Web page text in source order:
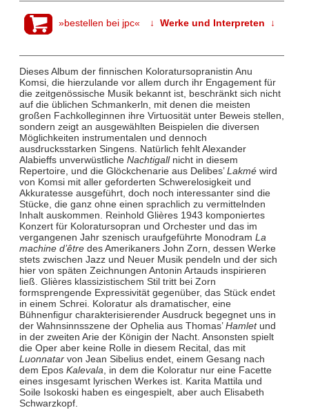
»bestellen bei jpc« ↓ Werke und Interpreten ↓
Dieses Album der finnischen Koloratursopranistin Anu
Komsi, die hierzulande vor allem durch ihr Engagement für
die zeitgenössische Musik bekannt ist, beschränkt sich nicht
auf die üblichen Schmankerln, mit denen die meisten
großen Fachkolleginnen ihre Virtuosität unter Beweis stellen,
sondern zeigt an ausgewählten Beispielen die diversen
Möglichkeiten instrumentalen und dennoch
ausdrucksstarken Singens. Natürlich fehlt Alexander
Alabieffs unverwüstliche Nachtigallnicht in diesem
Repertoire, und die Glöckchenarie aus Delibes’Lakméwird
von Komsi mit aller geforderten Schwerelosigkeit und
Akkuratesse ausgeführt, doch noch interessanter sind die
Stücke, die ganz ohne einen sprachlich zu vermittelnden
Inhalt auskommen. Reinhold Glières 1943 komponiertes
Konzert für Koloratursopran und Orchester und das im
vergangenen Jahr szenisch uraufgeführte Monodram La
machine d’êtredes Amerikaners John Zorn, dessen Werke
stets zwischen Jazz und Neuer Musik pendeln und der sich
hier von späten Zeichnungen Antonin Artauds inspirieren
ließ. Glières klassizistischem Stil tritt bei Zorn
formsprengende Expressivität gegenüber, das Stück endet
in einem Schrei. Koloratur als dramatischer, eine
Bühnenfigur charakterisierender Ausdruck begegnet uns in
der Wahnsinnsszene der Ophelia aus Thomas’Hamletund
in der zweiten Arie der Königin der Nacht. Ansonsten spielt
die Oper aber keine Rolle in diesem Recital, das mit
Luonnatarvon Jean Sibelius endet, einem Gesang nach
dem Epos Kalevala, in dem die Koloratur nur eine Facette
eines insgesamt lyrischen Werkes ist. Karita Mattila und
Soile Isokoski haben es eingespielt, aber auch Elisabeth
Schwarzkopf.